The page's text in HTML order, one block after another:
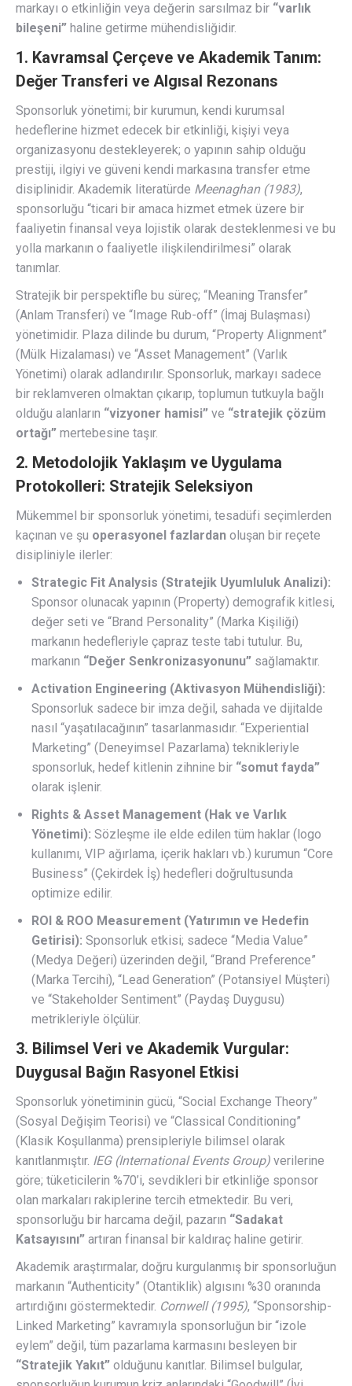
markayı o etkinliğin veya değerin sarsılmaz bir “varlık
bileşeni” haline getirme mühendisliğidir.
1. Kavramsal Çerçeve ve Akademik Tanım:
Değer Transferi ve Algısal Rezonans
Sponsorluk yönetimi; bir kurumun, kendi kurumsal
hedeflerine hizmet edecek bir etkinliği, kişiyi veya
organizasyonu destekleyerek; o yapının sahip olduğu
prestiji, ilgiyi ve güveni kendi markasına transfer etme
disiplinidir. Akademik literatürde Meenaghan (1983),
sponsorluğu “ticari bir amaca hizmet etmek üzere bir
faaliyetin finansal veya lojistik olarak desteklenmesi ve bu
yolla markanın o faaliyetle ilişkilendirilmesi” olarak
tanımlar.
Stratejik bir perspektifle bu süreç; “Meaning Transfer”
(Anlam Transferi) ve “Image Rub-off” (İmaj Bulaşması)
yönetimidir. Plaza dilinde bu durum, “Property Alignment”
(Mülk Hizalaması) ve “Asset Management” (Varlık
Yönetimi) olarak adlandırılır. Sponsorluk, markayı sadece
bir reklamveren olmaktan çıkarıp, toplumun tutkuyla bağlı
olduğu alanların “vizyoner hamisi” ve “stratejik çözüm
ortağı” mertebesine taşır.
2. Metodolojik Yaklaşım ve Uygulama
Protokolleri: Stratejik Seleksiyon
Mükemmel bir sponsorluk yönetimi, tesadüfi seçimlerden
kaçınan ve şu operasyonel fazlardan oluşan bir reçete
disipliniyle ilerler:
Strategic Fit Analysis (Stratejik Uyumluluk Analizi):
Sponsor olunacak yapının (Property) demografik kitlesi,
değer seti ve “Brand Personality” (Marka Kişiliği)
markanın hedefleriyle çapraz teste tabi tutulur. Bu,
markanın “Değer Senkronizasyonunu” sağlamaktır.
Activation Engineering (Aktivasyon Mühendisliği):
Sponsorluk sadece bir imza değil, sahada ve dijitalde
nasıl “yaşatılacağının” tasarlanmasıdır. “Experiential
Marketing” (Deneyimsel Pazarlama) teknikleriyle
sponsorluk, hedef kitlenin zihnine bir “somut fayda”
olarak işlenir.
Rights & Asset Management (Hak ve Varlık
Yönetimi): Sözleşme ile elde edilen tüm haklar (logo
kullanımı, VIP ağırlama, içerik hakları vb.) kurumun “Core
Business” (Çekirdek İş) hedefleri doğrultusunda
optimize edilir.
ROI & ROO Measurement (Yatırımın ve Hedefin
Getirisi): Sponsorluk etkisi; sadece “Media Value”
(Medya Değeri) üzerinden değil, “Brand Preference”
(Marka Tercihi), “Lead Generation” (Potansiyel Müşteri)
ve “Stakeholder Sentiment” (Paydaş Duygusu)
metrikleriyle ölçülür.
3. Bilimsel Veri ve Akademik Vurgular:
Duygusal Bağın Rasyonel Etkisi
Sponsorluk yönetiminin gücü, “Social Exchange Theory”
(Sosyal Değişim Teorisi) ve “Classical Conditioning”
(Klasik Koşullanma) prensipleriyle bilimsel olarak
kanıtlanmıştır. IEG (International Events Group) verilerine
göre; tüketicilerin %70’i, sevdikleri bir etkinliğe sponsor
olan markaları rakiplerine tercih etmektedir. Bu veri,
sponsorluğu bir harcama değil, pazarın “Sadakat
Katsayısını” artıran finansal bir kaldıraç haline getirir.
Akademik araştırmalar, doğru kurgulanmış bir sponsorluğun
markanın “Authenticity” (Otantiklik) algısını %30 oranında
artırdığını göstermektedir. Cornwell (1995), “Sponsorship-
Linked Marketing” kavramıyla sponsorluğun bir “izole
eylem” değil, tüm pazarlama karmasını besleyen bir
“Stratejik Yakıt” olduğunu kanıtlar. Bilimsel bulgular,